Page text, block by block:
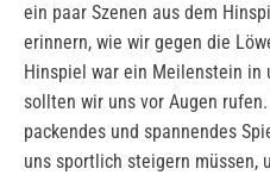
ein paar Szenen aus dem
erinnern, wie wir gegen die
Hinspiel war ein Meilenstein in
sollten wir uns vor Augen
packendes und spannendes
uns sportlich steigern müssen,